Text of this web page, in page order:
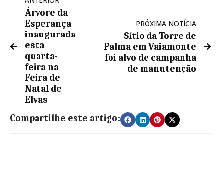
Árvore da
Esperança
inaugurada
esta
quarta-
feira na
Feira de
Natal de
Elvas
PRÓXIMA NOTÍCIA
Sítio da Torre de
Palma em Vaiamonte
foi alvo de campanha
de manutenção
Compartilhe este artigo: